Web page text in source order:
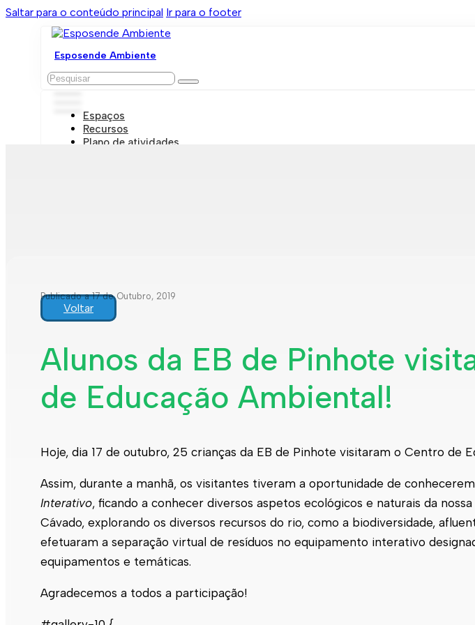
Saltar para o conteúdo principal Ir para o footer
Esposende Ambiente
Pesquisar
Espaços
Recursos
Plano de atividades
Publicado a 17 de Outubro, 2019
Voltar
Alunos da EB de Pinhote
de Educação Ambiental!
Hoje, dia 17 de outubro, 25 crianças da EB de Pinhote visitaram o Centro de
Assim, durante a manhã, os visitantes tiveram a oportunidade de
Interativo, ficando a conhecer diversos aspetos ecológicos e naturais da
Cávado, explorando os diversos recursos do rio, como a biodiversidade,
efetuaram a separação virtual de resíduos no equipamento interativo
equipamentos e temáticas.
Agradecemos a todos a participação!